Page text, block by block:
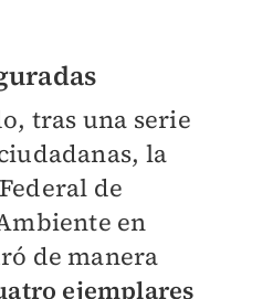
tras una serie
la
de
en
de manera
ejemplares